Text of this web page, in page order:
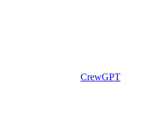
CrewGPT